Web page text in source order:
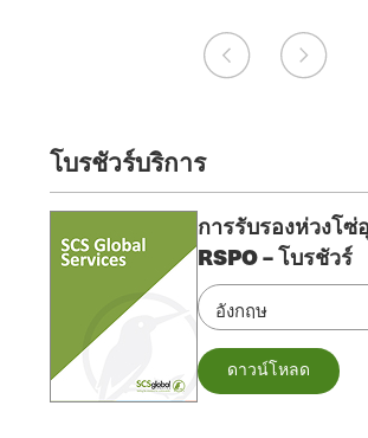
โบรชัวร์บริการ
การรับรองห่วงโ
RSPO – โบรชัวร์
ดาวน์โหลด